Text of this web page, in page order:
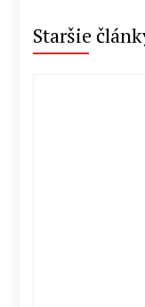
Staršie